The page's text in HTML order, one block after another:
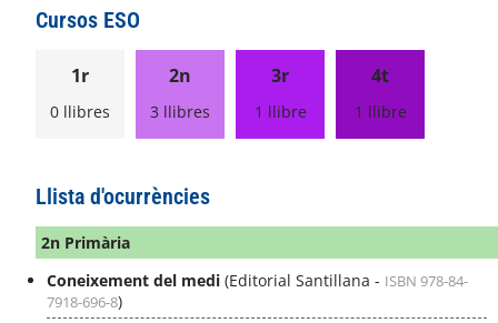
Cursos ESO
1r
0 llibres
2n
3 llibres
3r
1 llibre
4t
1 llibre
Llista d'ocurrències
2n Primària
Coneixement del medi (Editorial Santillana - ISBN 978-84-
7918-696-8)